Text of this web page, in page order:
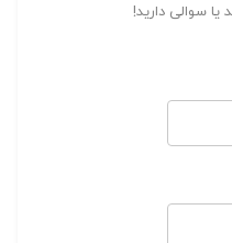
یا سوالی دارید!